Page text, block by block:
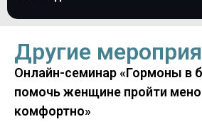
Другие
Онлайн-семинар «Гормоны в
помочь женщине пройти
комфортно»